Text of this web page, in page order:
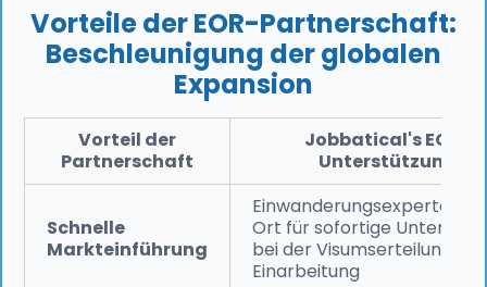
Vorteile der EOR-Partnerschaft:
Beschleunigung der globalen
Expansion
Vorteil der
Partnerschaft
Jobbatical's EOR-
Unterstützung
Schnelle
Markteinführung
Einwanderungsexperten
Ort für sofortige
bei der Visumserteilung
Einarbeitung